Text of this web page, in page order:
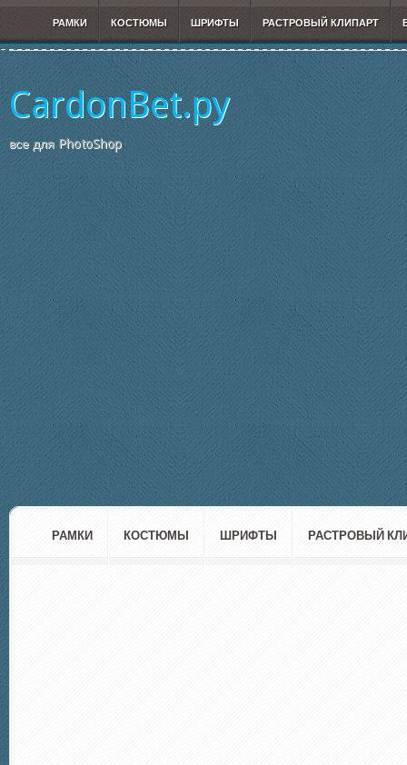
РАМКИ КОСТЮМЫ ШРИФТЫ РАСТРОВЫЙ КЛИПАРТ
CardonBet.ру
все для PhotoShop
РАМКИ КОСТЮМЫ ШРИФТЫ РАСТРОВЫЙ